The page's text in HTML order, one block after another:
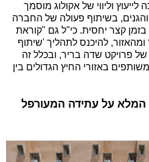
וליווי של אקולוג מוסמך
בשיתוף פעולה של החברה
קצר יחסית. כי"ל גם "קוראת
להיכנס לתהליך 'שיתוף
פרויקט שדה בריר, ובכלל זה
באזורי החיץ הגדולים בין
המלא על עתידה המעורפל